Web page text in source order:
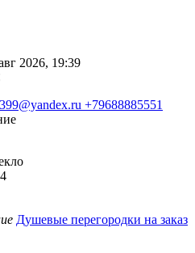
2026, 19:39
+79688885551
Душевые перегородки на заказ